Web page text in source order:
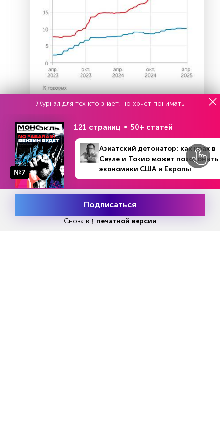
Банк России
График 4
Доходность гособлигаций за два месяца
заметно выросла на дальних и самых коротких
Попробовать
Журнал для тех кто знает, но хочет понимать
№7
121 страниц 50+ статей
Азиатский детонатор: как крах в
Сеуле и Токио может похоронить
экономики США и Европы
Подписаться
Снова в печатной версии